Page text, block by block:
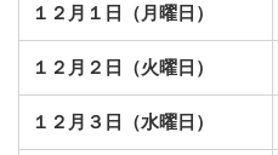
１２月１日（月曜日）
１２月２日（火曜日）
１２月３日（水曜日）